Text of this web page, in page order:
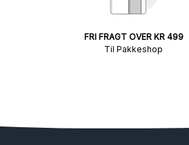
FRI FRAGT OVER KR 499
Til Pakkeshop